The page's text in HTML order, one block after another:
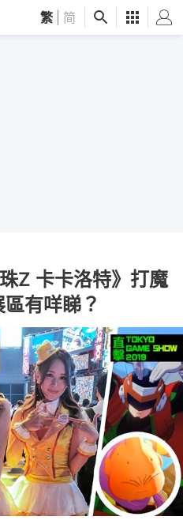
繁 简
Z 卡卡洛特》打魔
有咩睇？